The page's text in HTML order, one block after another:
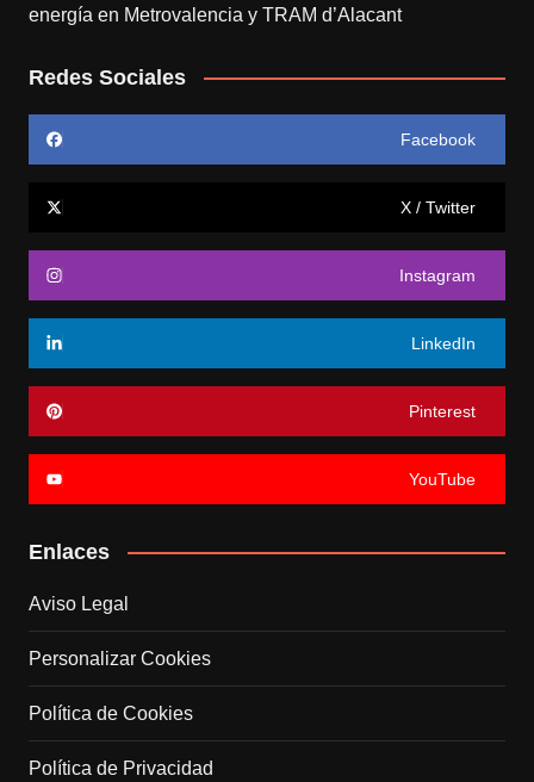
energía en Metrovalencia y TRAM d’Alacant
Redes Sociales
Facebook
X / Twitter
Instagram
LinkedIn
Pinterest
YouTube
Enlaces
Aviso Legal
Personalizar Cookies
Política de Cookies
Política de Privacidad